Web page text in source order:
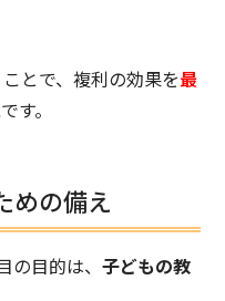
とで、複利の効果を最
す。
めの備え
の目的は、子どもの教